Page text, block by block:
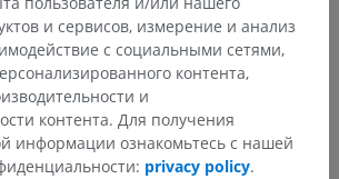
с этим переводом? СООБЩИТЬ
и сервисов, измерение и анализ
с социальными сетями,
контента,
и
контента. Для получения
информации ознакомьтесь с нашей
privacy policy.